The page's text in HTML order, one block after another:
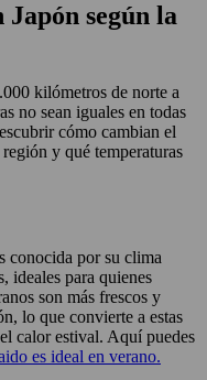
según la
kilómetros de norte a
no sean iguales en todas
cómo cambian el
y qué temperaturas
conocida por su clima
ideales para quienes
son más frescos y
lo que convierte a estas
calor estival. Aquí puedes
es ideal en verano.